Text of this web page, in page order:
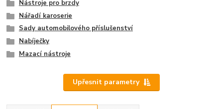
Nástroje pro brzdy
Nářadí karoserie
Sady automobilového příslušenství
Nabíječky
Mazací nástroje
Upřesnit parametry